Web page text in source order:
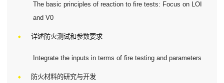
The basic principles of reaction to fire tests: Focus on LOI
and V0
详述防火测试和参数要求
Integrate the inputs in terms of fire testing and parameters
防火材料的研究与开发